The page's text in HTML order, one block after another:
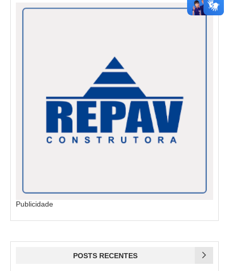
Publicidade
POSTS RECENTES